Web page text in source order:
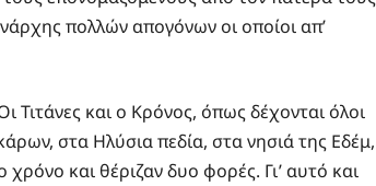
πολλών απογόνων οι οποίοι απ’
Τιτάνες και ο Κρόνος, όπως δέχονται όλοι
στα Ηλύσια πεδία, στα νησιά της Εδέμ,
και θέριζαν δυο φορές. Γι’ αυτό και